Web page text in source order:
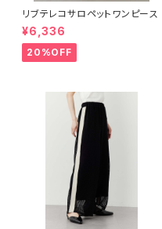
リブテレコサロペットワンピース
¥6,336
20%OFF